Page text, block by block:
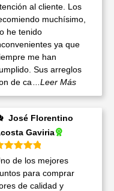
al cliente. Los
muchísimo,
he tenido
ya que
me han
Sus arreglos
de ca
...Leer Más
Gaviria
en 5
de los mejores
para comprar
de calidad y